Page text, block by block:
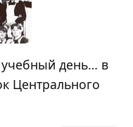
день… в
Центрального